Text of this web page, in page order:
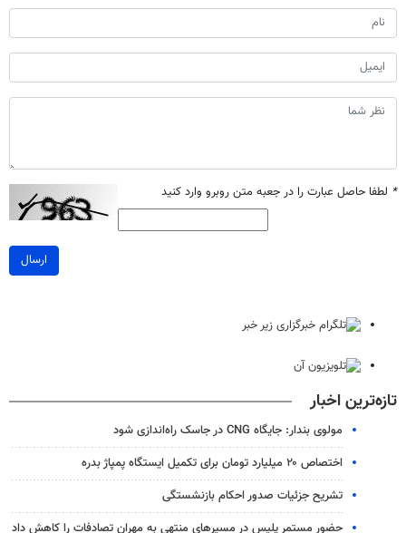
* لطفا حاصل عبارت را در جعبه متن روبرو وارد کنید
ارسال
تازه‌ترین اخبار
مولوی بندار: جایگاه CNG در جاسک راه‌اندازی شود
اختصاص ۲۰ میلیارد تومان برای تکمیل ایستگاه پمپاژ بدره
تشریح جزئیات صدور احکام بازنشستگی
حضور مستمر پلیس در مسیرهای منتهی به مهران تصادفات را کاهش داد